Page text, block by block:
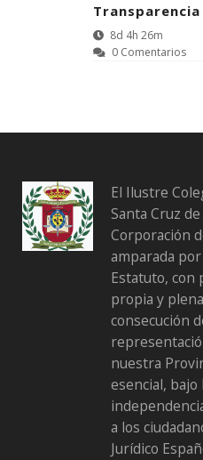
Transparencia
8d 4h 26m
0 Comentarios
El Ilustre
Santa Cruz
Corporación
amparada
Estatuto, con
propia y
consecución
nuestra
esencial,
a los
Jurídico